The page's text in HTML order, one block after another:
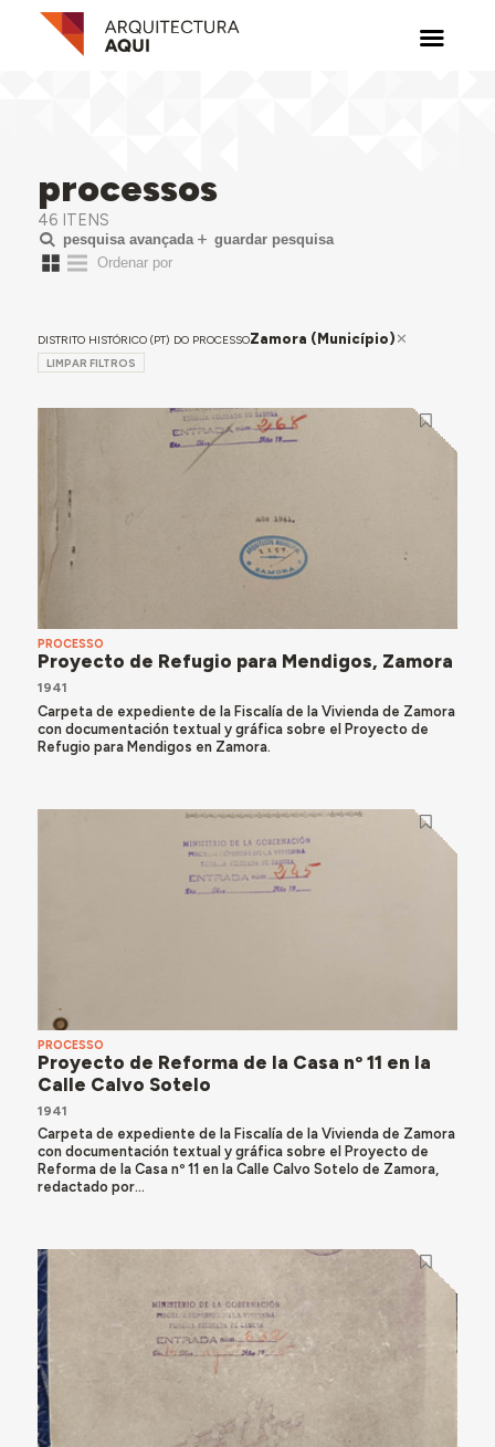
processos
46 ITENS
pesquisa avançada guardar pesquisa
DISTRITO HISTÓRICO (PT) DO PROCESSOZamora (Município)
LIMPAR FILTROS
PROCESSO
Proyecto de Refugio para Mendigos, Zamora
1941
Carpeta de expediente de la Fiscalía de la Vivienda de Zamora
con documentación textual y gráfica sobre el Proyecto de
Refugio para Mendigos en Zamora.
PROCESSO
Proyecto de Reforma de la Casa nº 11 en la
Calle Calvo Sotelo
1941
Carpeta de expediente de la Fiscalía de la Vivienda de Zamora
con documentación textual y gráfica sobre el Proyecto de
Reforma de la Casa nº 11 en la Calle Calvo Sotelo de Zamora,
redactado por...